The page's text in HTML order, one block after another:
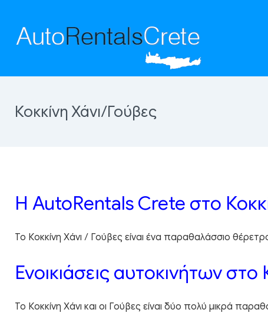
Κοκκίνη Χάνι/Γούβες
Η AutoRentals Crete στο
Το Κοκκίνη Χάνι / Γούβες είναι ένα παραθαλάσσιο
Ενοικιάσεις αυτοκινήτων στο
Το Κοκκίνη Χάνι και οι Γούβες είναι δύο πολύ μικρά